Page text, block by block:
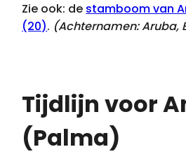
Zie ook: de stamboom van
(20). (Achternamen:Aruba,
Tijdlijn voor
(Palma)